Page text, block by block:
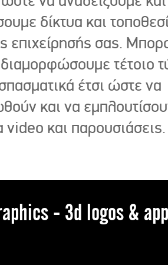
δίκτυα και
επιχείρησής σας.
τέτοιο
έτσι ώστε να
και να
video και παρουσιάσεις.
- 3d logos &